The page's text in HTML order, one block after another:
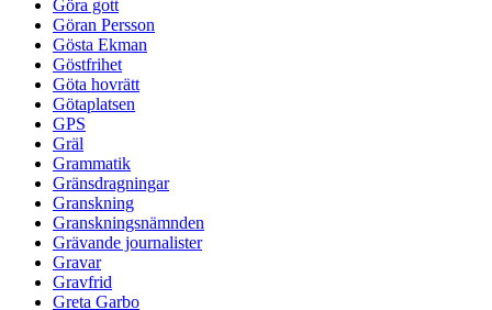
Göra gott
Göran Persson
Gösta Ekman
Göstfrihet
Göta hovrätt
Götaplatsen
GPS
Gräl
Grammatik
Gränsdragningar
Granskning
Granskningsnämnden
Grävande journalister
Gravar
Gravfrid
Greta Garbo